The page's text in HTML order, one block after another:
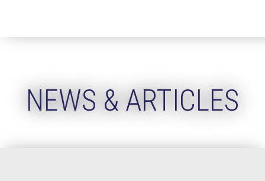
NEWS & ARTICLES